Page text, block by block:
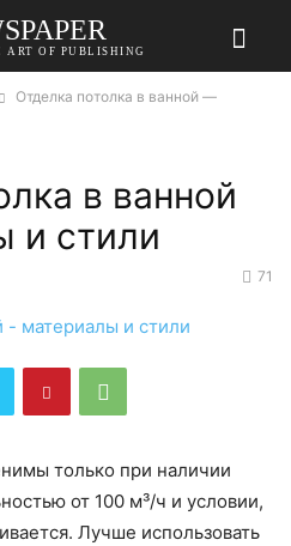
ART OF PUBLISHING
Отделка потолка в ванной —
в ванной
и стили
71
только при наличии
от 100 м³/ч и условии,
Лучше использовать